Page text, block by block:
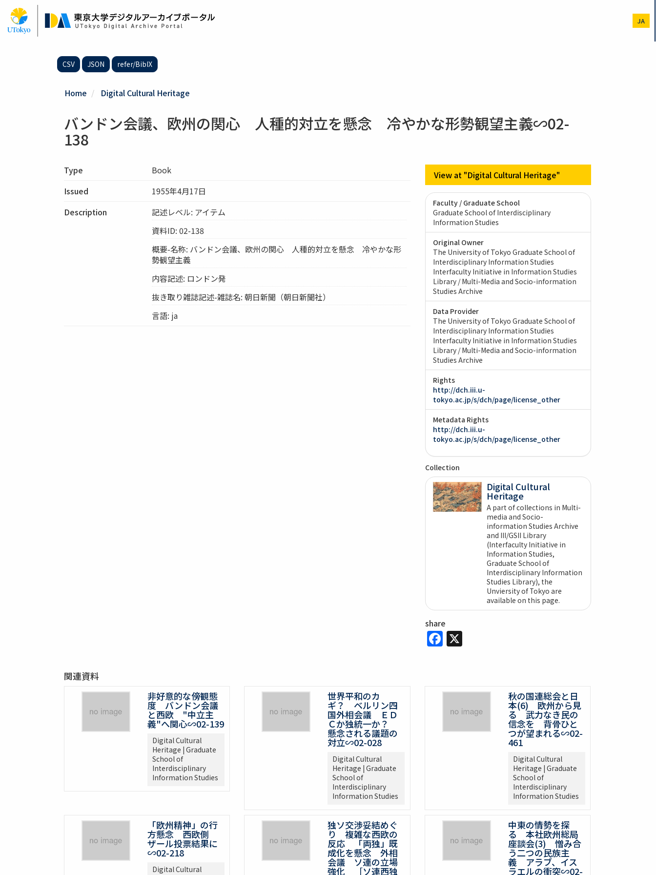
Skip
main
content
JA
CSV JSON refer/BibIX
Home Digital Cultural Heritage
バンドン会議、欧州の関心 人種的対立を懸念 冷やかな形勢観望主義∽02-
138
Type
Book
Issued
1955年4月17日
Description
記述レベル: アイテム
資料ID: 02-138
概要-名称: バンドン会議、欧州の関心 人種的対立を懸念 冷やかな形
勢観望主義
内容記述: ロンドン発
抜き取り雑誌記述-雑誌名: 朝日新聞（朝日新聞社）
言語: ja
View at "Digital Cultural Heritage"
Faculty / Graduate School
Graduate School of Interdisciplinary
Information Studies
Original Owner
The University of Tokyo Graduate School of
Interdisciplinary Information Studies
Interfaculty Initiative in Information Studies
Library / Multi-Media and Socio-information
Studies Archive
Data Provider
The University of Tokyo Graduate School of
Interdisciplinary Information Studies
Interfaculty Initiative in Information Studies
Library / Multi-Media and Socio-information
Studies Archive
Rights
http://dch.iii.u-
tokyo.ac.jp/s/dch/page/license_other
Metadata Rights
http://dch.iii.u-
tokyo.ac.jp/s/dch/page/license_other
Collection
Digital Cultural
Heritage
A part of collections in Multi-
media and Socio-
information Studies Archive
and III/GSII Library
(Interfaculty Initiative in
Information Studies,
Graduate School of
Interdisciplinary Information
Studies Library), the
Unviersity of Tokyo are
available on this page.
share
Facebook
X
関連資料
非好意的な傍観態
度 バンドン会議
と西欧 "中立主
義"へ関心∽02-139
Digital Cultural
Heritage | Graduate
School of
Interdisciplinary
Information Studies
世界平和のカ
ギ？ ベルリン四
国外相会議 ＥＤ
Ｃか独統一か？
懸念される議題の
対立∽02-028
Digital Cultural
Heritage | Graduate
School of
Interdisciplinary
Information Studies
秋の国連総会と日
本(6) 欧州から見
る 武力なき民の
信念を 背骨ひと
つが望まれる∽02-
461
Digital Cultural
Heritage | Graduate
School of
Interdisciplinary
Information Studies
「欧州精神」の行
方懸念 西欧側
ザール投票結果に
∽02-218
Digital Cultural
独ソ交渉妥結めぐ
り 複雑な西欧の
反応 「両独」既
成化を懸念 外相
会議 ソ連の立場
強化 ［ソ連西独
中東の情勢を探
る 本社欧州総局
座談会(3) 憎み合
う二つの民族主
義 アラブ、イス
ラエルの衝突∽02-